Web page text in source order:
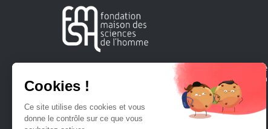
Créée en 1963, la Fondation Maison Sciences de l'Homme
soutient la recherche et la diffusion des connaissances en
sciences humaines et sociales.